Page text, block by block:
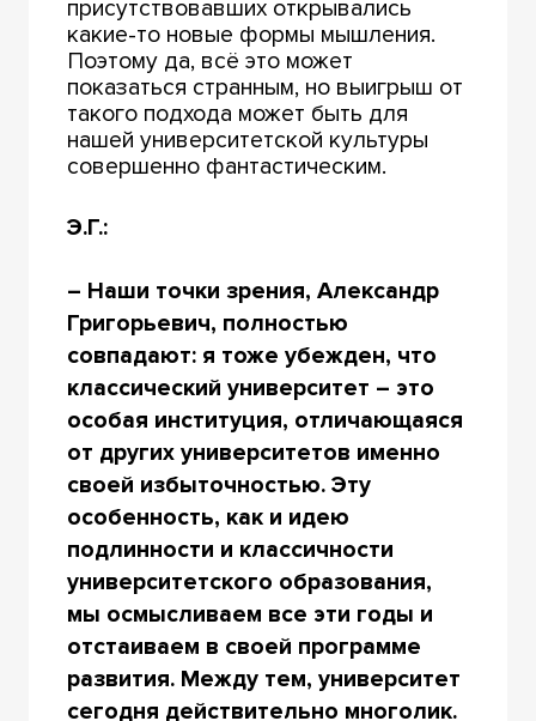
присутствовавших открывались
какие-то новые формы мышления.
Поэтому да, всё это может
показаться странным, но выигрыш от
такого подхода может быть для
нашей университетской культуры
совершенно фантастическим.
Э.Г.:
– Наши точки зрения, Александр
Григорьевич, полностью
совпадают: я тоже убежден, что
классический университет – это
особая институция, отличающаяся
от других университетов именно
своей избыточностью. Эту
особенность, как и идею
подлинности и классичности
университетского образования,
мы осмысливаем все эти годы и
отстаиваем в своей программе
развития. Между тем, университет
сегодня действительно многолик.